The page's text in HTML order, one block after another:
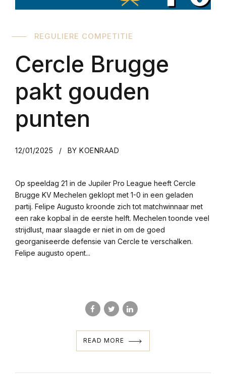
REGULIERE COMPETITIE
Cercle Brugge
pakt gouden
punten
12/01/2025 BY KOENRAAD
Op speeldag 21 in de Jupiler Pro League heeft Cercle
Brugge KV Mechelen geklopt met 1-0 in een geladen
partij. Felipe Augusto kroonde zich tot matchwinnaar met
een rake kopbal in de eerste helft. Mechelen toonde veel
strijdlust, maar slaagde er niet in om de goed
georganiseerde defensie van Cercle te verschalken.
Felipe augusto opent...
READ MORE